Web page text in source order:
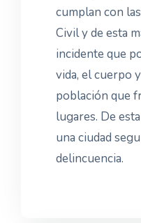
cumplan con
Civil y de esta
incidente que
vida, el cuerpo
población que
lugares. De
una ciudad
delincuencia.